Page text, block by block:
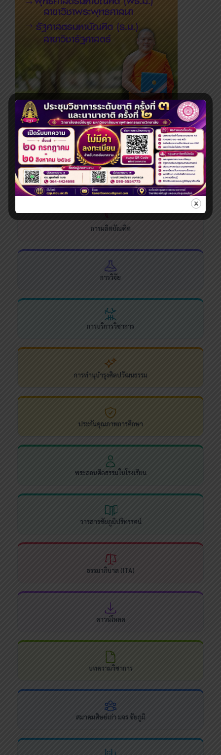
ระดับปริญญาโท
ระบบสารสนเทศและบริการออนไลน์
การผลิตบัณฑิต
การวิจัย
การบริการวิชาการ
การทำนุบำรุงศิลปวัฒนธรรม
ประกันคุณภาพการศึกษา
พระสอนศีลธรรมในโรงเรียน
วารสารชัยภูมิปริทรรศน์
ธรรมาภิบาล (ITA)
ดาวน์โหลด
บทความวิชาการ
สมาคมศิษย์เก่า มจร.ชัยภูมิ